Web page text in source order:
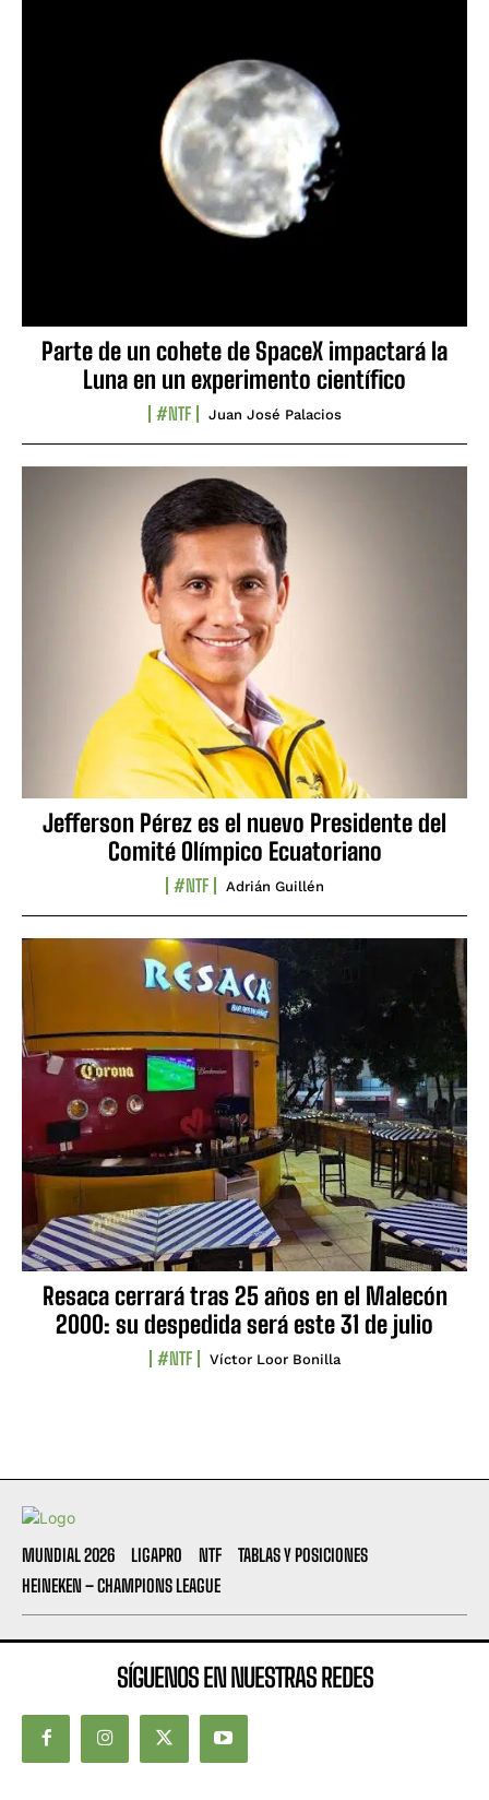
Parte de un cohete de SpaceX impactará la
Luna en un experimento científico
#NTF Juan José Palacios
Jefferson Pérez es el nuevo Presidente del
Comité Olímpico Ecuatoriano
#NTF Adrián Guillén
Resaca cerrará tras 25 años en el Malecón
2000: su despedida será este 31 de julio
#NTF Víctor Loor Bonilla
MUNDIAL 2026 LIGAPRO NTF
TABLAS Y POSICIONES
HEINEKEN – CHAMPIONS LEAGUE
SÍGUENOS EN NUESTRAS REDES